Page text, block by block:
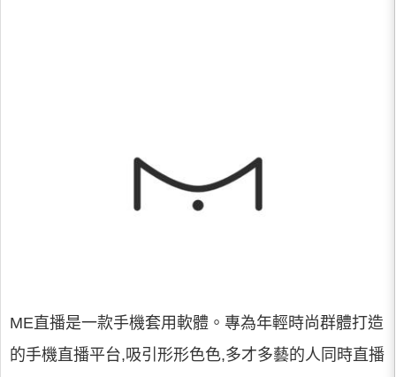
ME直播是一款手機套用軟體。專為年輕時尚群體打造
的手機直播平台,吸引形形色色,多才多藝的人同時直播